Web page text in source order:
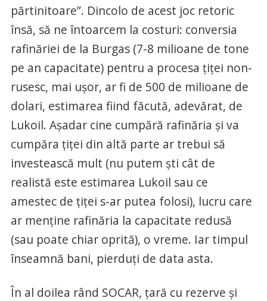
părtinitoare”. Dincolo de acest joc retoric
însă, să ne întoarcem la costuri: conversia
rafinăriei de la Burgas (7-8 milioane de tone
pe an capacitate) pentru a procesa țiței non-
rusesc, mai ușor, ar fi de 500 de milioane de
dolari, estimarea fiind făcută, adevărat, de
Lukoil. Așadar cine cumpără rafinăria și va
cumpăra țiței din altă parte ar trebui să
investească mult (nu putem ști cât de
realistă este estimarea Lukoil sau ce
amestec de țiței s-ar putea folosi), lucru care
ar menține rafinăria la capacitate redusă
(sau poate chiar oprită), o vreme. Iar timpul
înseamnă bani, pierduți de data asta.
În al doilea rând SOCAR, țară cu rezerve și